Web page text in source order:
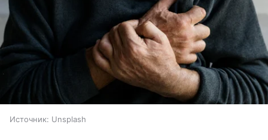
Источник: Unsplash